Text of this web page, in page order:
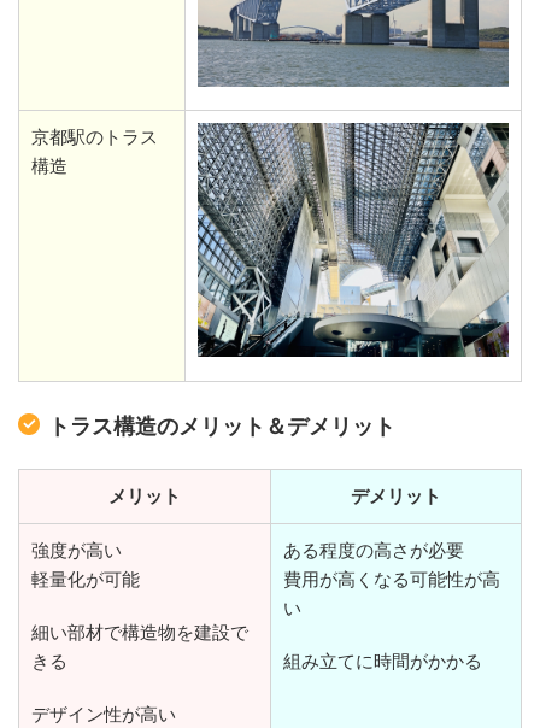
京都駅のトラス
構造
トラス構造のメリット＆デメリット
メリット デメリット
強度が高い
軽量化が可能
細い部材で構造物を建設で
きる
デザイン性が高い
ある程度の高さが必要
費用が高くなる可能性が高
い
組み立てに時間がかかる